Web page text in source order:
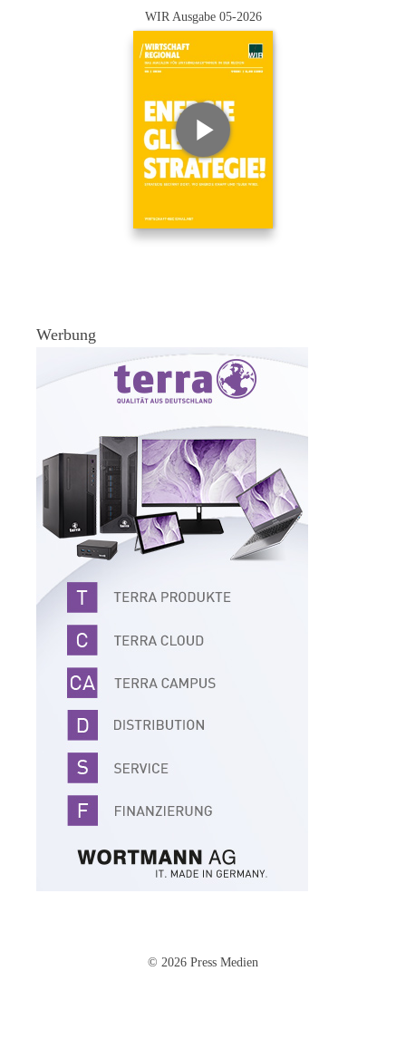
WIR Ausgabe 05-2026
Werbung
© 2026 Press Medien